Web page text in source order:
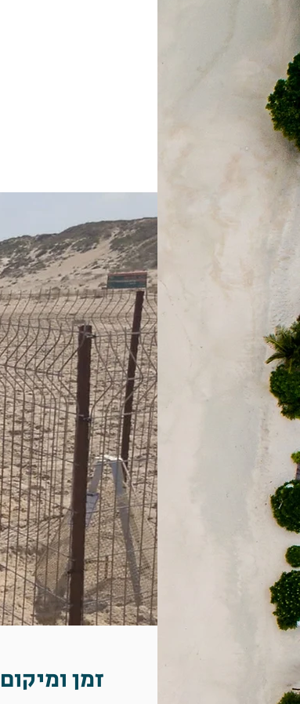
זמן ומיקום